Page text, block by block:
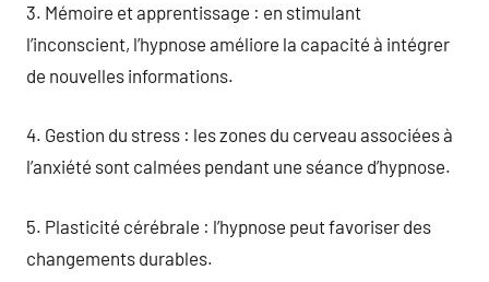
3. Mémoire et apprentissage : en stimulant
l’inconscient, l’hypnose améliore la capacité à intégrer
de nouvelles informations.
4. Gestion du stress : les zones du cerveau associées à
l’anxiété sont calmées pendant une séance d’hypnose.
5. Plasticité cérébrale : l’hypnose peut favoriser des
changements durables.